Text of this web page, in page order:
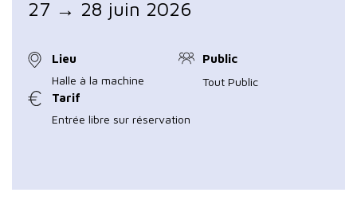
27 → 28 juin 2026
Lieu
Halle à la machine
Public
Tout Public
Tarif
Entrée libre sur réservation